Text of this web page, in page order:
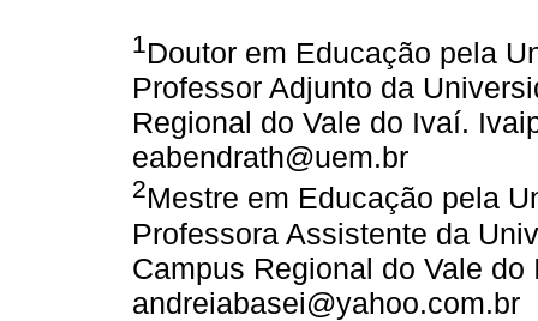
1Doutor em Educação pela
Professor Adjunto da
Regional do Vale do Ivaí.
eabendrath@uem.br
2Mestre em Educação pela
Professora Assistente da
Campus Regional do Vale
andreiabasei@yahoo.com.br